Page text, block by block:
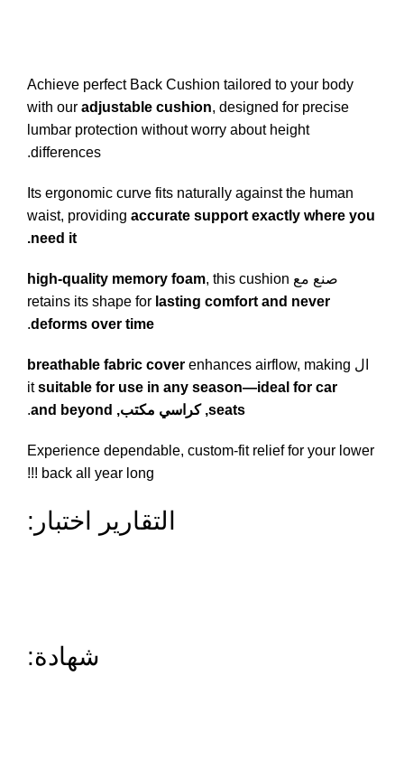
Achieve perfect Back Cushion tailored to your body
with our adjustable cushion, designed for precise
lumbar protection without worry about height
differences
.
Its ergonomic curve fits naturally against the human
waist, providing accurate support exactly where you
need it
.
صنع مع high-quality memory foam, this cushion
retains its shape for lasting comfort and never
deforms over time
.
ال breathable fabric cover enhances airflow, making
it suitable for use in any season—ideal for car
seats, كراسي مكتب, and beyond
.
Experience dependable, custom-fit relief for your lower
back all year long
!!!
التقارير اختبار:
شهادة: